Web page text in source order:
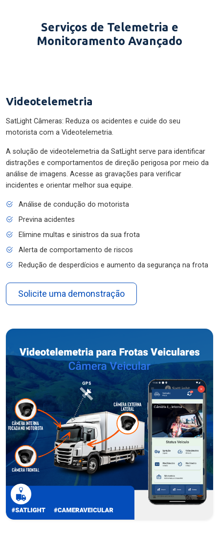
Serviços de Telemetria e
Monitoramento Avançado
Videotelemetria
SatLight Câmeras: Reduza os acidentes e cuide do seu
motorista com a Videotelemetria.
A solução de videotelemetria da SatLight serve para identificar
distrações e comportamentos de direção perigosa por meio da
análise de imagens. Acesse as gravações para verificar
incidentes e orientar melhor sua equipe.
Análise de condução do motorista
Previna acidentes
Elimine multas e sinistros da sua frota
Alerta de comportamento de riscos
Redução de desperdícios e aumento da segurança na frota
Solicite uma demonstração